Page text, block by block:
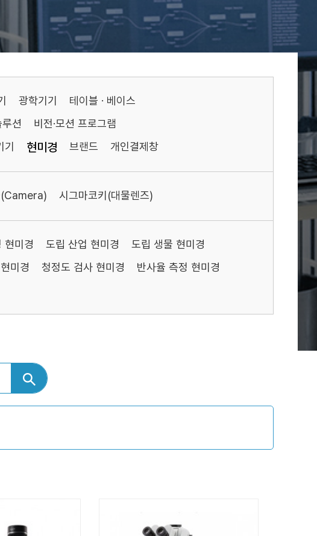
광학기기
테이블 · 베이스
션
비전·모션 프로그램
현미경 브랜드 개인결제창
(Camera) 시그마코키(대물렌즈)
현미경 도립 산업 현미경
도립 생물 현미경
미경 청정도 검사 현미경
반사율 측정 현미경